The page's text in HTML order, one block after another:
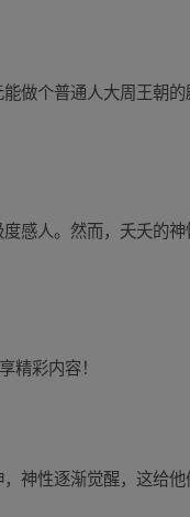
做个普通人大周王朝
感人。然而，夭夭的
彩内容！
神性逐渐觉醒，这给